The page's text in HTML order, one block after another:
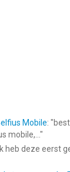
Mobile: "
mobile,... "
Ik heb deze eerst